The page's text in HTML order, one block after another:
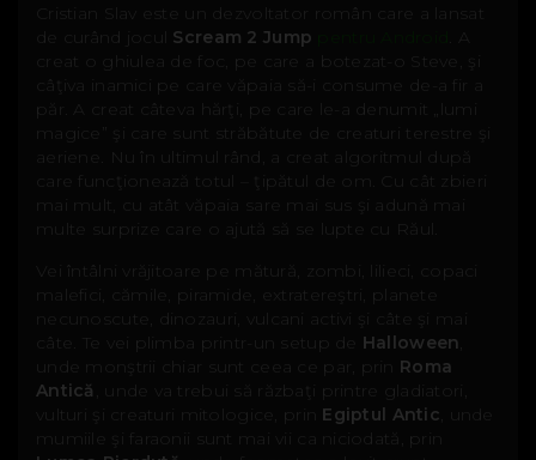
Cristian Slav este un dezvoltator român care a lansat
de curând jocul Scream 2 Jump
creat o ghiulea de foc, pe care a botezat-o Steve, şi
câţiva inamici pe care văpaia să-i consume de-a fir a
păr. A creat câteva hărţi, pe care le-a denumit „lumi
magice” şi care sunt străbătute de creaturi terestre şi
aeriene. Nu în ultimul rând, a creat algoritmul după
care funcţionează totul – ţipătul de om. Cu cât zbieri
mai mult, cu atât văpaia sare mai sus şi adună mai
multe surprize care o ajută să se lupte cu Răul.
Vei întâlni vrăjitoare pe mătură, zombi, lilieci, copaci
malefici, cămile, piramide, extratereştri, planete
necunoscute, dinozauri, vulcani activi şi câte şi mai
câte. Te vei plimba printr-un setup de Halloween
unde monştrii chiar sunt ceea ce par, prin Roma
Antică
, unde va trebui să răzbaţi printre gladiatori,
vulturi şi creaturi mitologice, prin Egiptul Antic , unde
mumiile şi faraonii sunt mai vii ca niciodată, prin